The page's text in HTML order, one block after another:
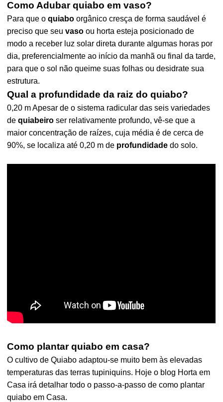
Como Adubar quiabo em vaso?
Para que oquiabo orgânico cresça de forma saudável é
preciso que seuvaso ou horta esteja posicionado de
modo a receber luz solar direta durante algumas horas por
dia, preferencialmente ao início da manhã ou final da tarde,
para que o sol não queime suas folhas ou desidrate sua
estrutura.
Qual a profundidade da raiz do quiabo?
0,20 m Apesar de o sistema radicular das seis variedades
dequiabeiro ser relativamente profundo, vê-se que a
maior concentração de raízes, cuja média é de cerca de
90%, se localiza até 0,20 m de profundidade do solo.
Como plantar quiabo em casa?
O cultivo de Quiabo adaptou-se muito bem às elevadas
temperaturas das terras tupiniquins. Hoje o blog Horta em
Casa irá detalhar todo o passo-a-passo de como plantar
quiabo em Casa.